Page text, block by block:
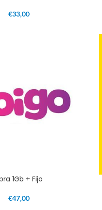
€33,00
1Gb + Fijo
€47,00